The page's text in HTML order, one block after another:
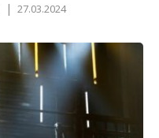
| 27.03.2024